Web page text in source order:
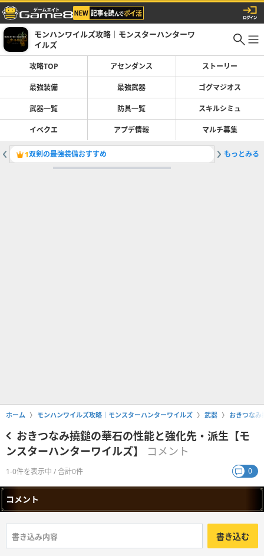
モンハンワイルズ攻略｜モンスターハンターワ
イルズ
攻略TOP アセンダンス ストーリー
最強装備 最強武器 ゴグマジオス
武器一覧 防具一覧 スキルシミュ
イベクエ アプデ情報 マルチ募集
1双剣の最強装備おすすめ 2弓の最
もっとみる
ホーム モンハンワイルズ攻略｜モンスターハンターワイルズ 武器 おきつな
おきつなみ撓鎚の華石の性能と強化先・派生【モ
ンスターハンターワイルズ】
コメント
1-0件を表示中 / 合計0件 0
コメント
書き込む